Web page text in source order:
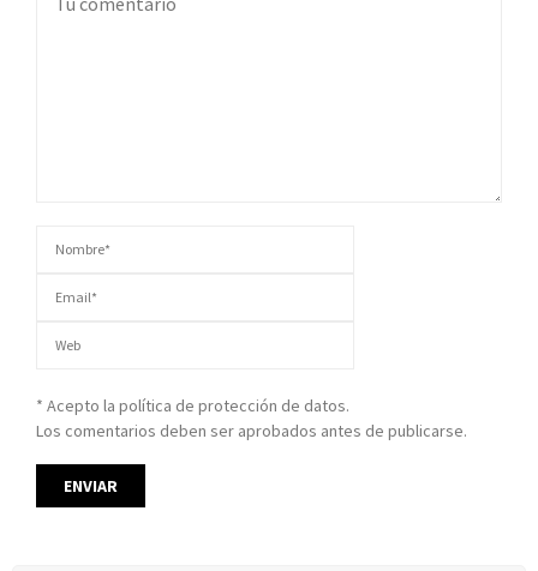
* Acepto la política de protección de datos.
Los comentarios deben ser aprobados antes de publicarse.